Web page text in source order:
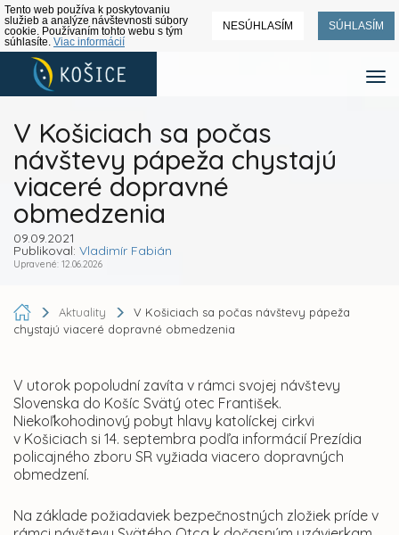
Tento web používa k poskytovaniu
služieb a analýze návštevnosti súbory
cookie. Používaním tohto webu s tým
súhlasíte. Viac informácií
NESÚHLASÍM SÚHLASÍM
V Košiciach sa počas
návštevy pápeža chystajú
viaceré dopravné
obmedzenia
09.09.2021
Publikoval: Vladimír Fabián
Upravené: 12.06.2026
Aktuality
V Košiciach sa počas návštevy pápeža
chystajú viaceré dopravné obmedzenia
V utorok popoludní zavíta v rámci svojej návštevy
Slovenska do Košíc Svätý otec František.
Niekoľkohodinový pobyt hlavy katolíckej cirkvi
v Košiciach si 14. septembra podľa informácií Prezídia
policajného zboru SR vyžiada viacero dopravných
obmedzení.
Na základe požiadaviek bezpečnostných zložiek príde v